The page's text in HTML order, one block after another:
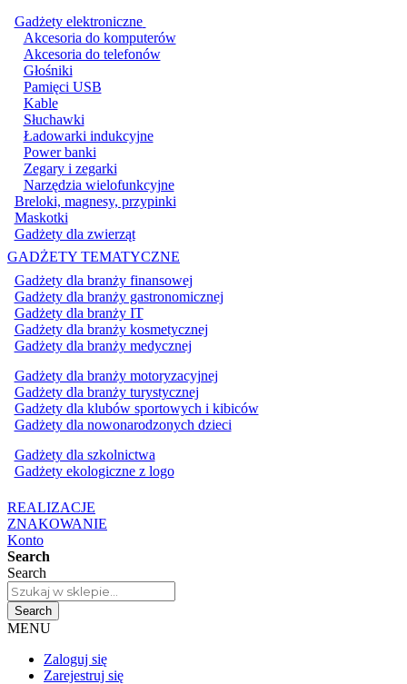
Gadżety elektroniczne
Akcesoria do komputerów
Akcesoria do telefonów
Głośniki
Pamięci USB
Kable
Słuchawki
Ładowarki indukcyjne
Power banki
Zegary i zegarki
Narzędzia wielofunkcyjne
Breloki, magnesy, przypinki
Maskotki
Gadżety dla zwierząt
GADŻETY TEMATYCZNE
Gadżety dla branży finansowej
Gadżety dla branży gastronomicznej
Gadżety dla branży IT
Gadżety dla branży kosmetycznej
Gadżety dla branży medycznej
Gadżety dla branży motoryzacyjnej
Gadżety dla branży turystycznej
Gadżety dla klubów sportowych i kibiców
Gadżety dla nowonarodzonych dzieci
Gadżety dla szkolnictwa
Gadżety ekologiczne z logo
REALIZACJE
ZNAKOWANIE
Konto
Search
Search
Search
MENU
Zaloguj się
Zarejestruj się